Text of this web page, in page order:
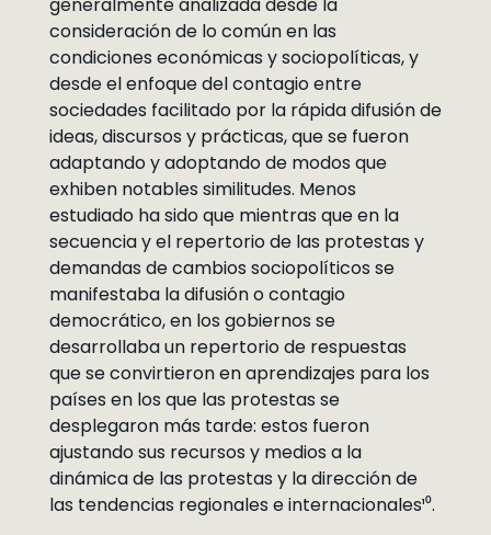
consideración de lo común en las
condiciones económicas y sociopolíticas, y
desde el enfoque del contagio entre
sociedades facilitado por la rápida difusión de
ideas, discursos y prácticas, que se fueron
adaptando y adoptando de modos que
exhiben notables similitudes. Menos
estudiado ha sido que mientras que en la
secuencia y el repertorio de las protestas y
demandas de cambios sociopolíticos se
manifestaba la difusión o contagio
democrático, en los gobiernos se
desarrollaba un repertorio de respuestas
que se convirtieron en aprendizajes para los
países en los que las protestas se
desplegaron más tarde: estos fueron
ajustando sus recursos y medios a la
dinámica de las protestas y la dirección de
las tendencias regionales e internacionales¹⁰.